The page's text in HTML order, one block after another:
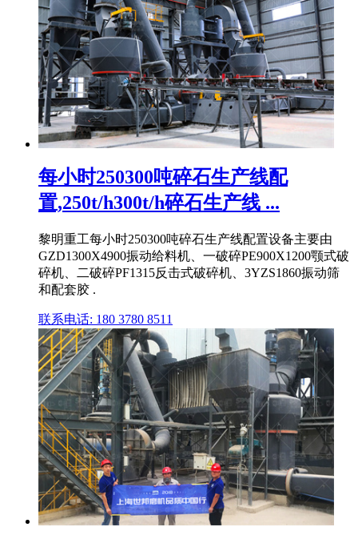
每小时250300吨碎石生产线配
置,250t/h300t/h碎石生产线 ...
黎明重工每小时250300吨碎石生产线配置设备主要由
GZD1300X4900振动给料机、一破碎PE900X1200颚式破
碎机、二破碎PF1315反击式破碎机、3YZS1860振动筛
和配套胶 .
联系电话: 180 3780 8511